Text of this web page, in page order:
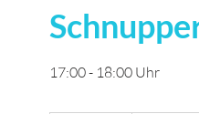
17:00 - 18:00 Uhr